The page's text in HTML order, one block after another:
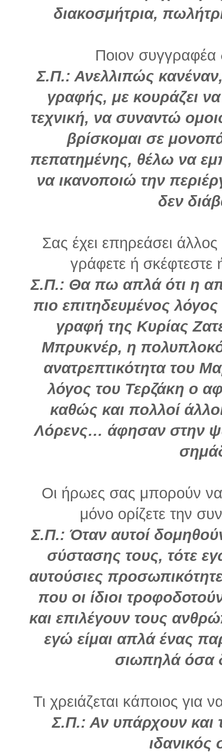
διακοσμήτρια,
Ποιον συγγραφέα
Σ.Π.: Ανελλιπώς
γραφής, με κουράζει
τεχνική, να συναντώ
βρίσκομαι σε
πεπατημένης, θέλω να
να ικανοποιώ την
δεν
Σας έχει επηρεάσει
γράφετε ή σκέφτεστε
Σ.Π.: Θα πω απλά ότι η
πιο επιτηδευμένος
γραφή της Κυρίας
Μπρυκνέρ, η
ανατρεπτικότητα του
λόγος του Τερζάκη ο
καθώς και πολλοί
Λόρενς… άφησαν στην
Οι ήρωες σας μπορούν να
μόνο ορίζετε την
Σ.Π.: Όταν αυτοί
σύστασης τους, τότε
αυτούσιες
που οι ίδιοι
και επιλέγουν τους
εγώ είμαι απλά ένας
σιωπηλά όσα
Τι χρειάζεται κάποιος για
Σ.Π.: Αν υπάρχουν και